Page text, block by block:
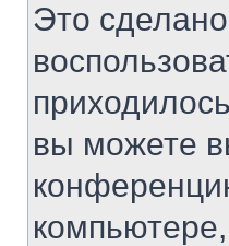
Это
вы можете